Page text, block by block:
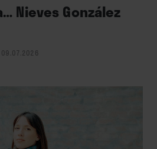
Nieves González